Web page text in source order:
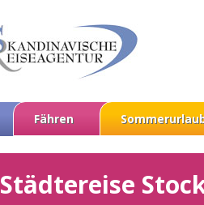
Fähren
Städtereise